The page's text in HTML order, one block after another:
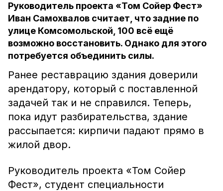
Руководитель проекта «Том Сойер Фест»
Иван Самохвалов считает, что задние по
улице Комсомольской, 100 всё ещё
возможно восстановить. Однако для этого
потребуется объединить силы.
Ранее реставрацию здания доверили
арендатору, который с поставленной
задачей так и не справился. Теперь,
пока идут разбирательства, здание
рассыпается: кирпичи падают прямо в
жилой двор.
Руководитель проекта «Том Сойер
Фест», студент специальности